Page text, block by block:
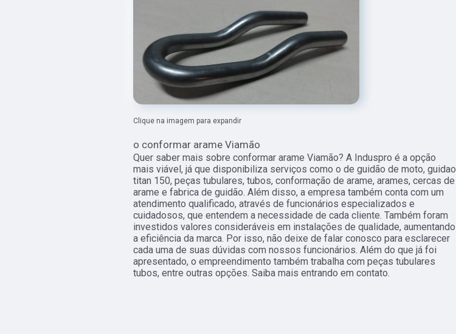
Clique na imagem para expandir
o conformar arame Viamão
Quer saber mais sobre conformar arame Viamão? A Induspro é a opção
mais viável, já que disponibiliza serviços como o de guidão de moto, guidao
titan 150, peças tubulares, tubos, conformação de arame, arames, cercas de
arame e fabrica de guidão. Além disso, a empresa também conta com um
atendimento qualificado, através de funcionários especializados e
cuidadosos, que entendem a necessidade de cada cliente. Também foram
investidos valores consideráveis em instalações de qualidade, aumentando
a eficiência da marca. Por isso, não deixe de falar conosco para esclarecer
cada uma de suas dúvidas com nossos funcionários. Além do que já foi
apresentado, o empreendimento também trabalha com peças tubulares
tubos, entre outras opções. Saiba mais entrando em contato.